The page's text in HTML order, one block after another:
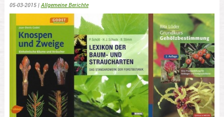
05-03-2015| Allgemeine Berichte